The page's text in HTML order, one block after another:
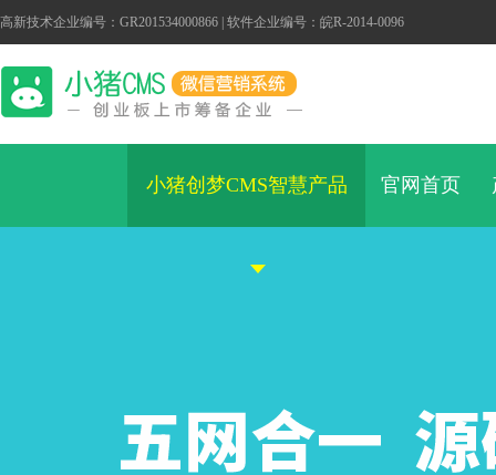
高新技术企业编号：GR201534000866 | 软件企业编号：皖R-2014-0096
小猪创梦CMS智慧产品 官网首页